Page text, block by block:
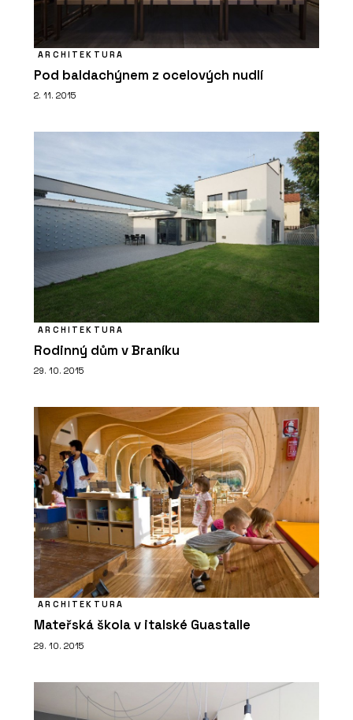
Na největším světovém veletrhu
udržitelného vytápění Progetto Fuoco
PRODUKTY
ČLÁNKY
Dominantou rekonstruované bývalé
fořtovny v Sudetech se stala
kachlová kamna
ARCHITEKTURA
Pod baldachýnem z ocelových nudlí
2. 11. 2015
ARCHITEKTURA
Rodinný dům v Braníku
29. 10. 2015
ARCHITEKTURA
Mateřská škola v italské Guastalle
29. 10. 2015